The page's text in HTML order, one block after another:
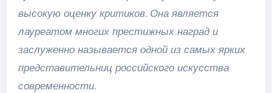
высокую оценку критиков. Она является
лауреатом многих престижных наград и
заслуженно называется одной из самых ярких
представительниц российского искусства
современности.